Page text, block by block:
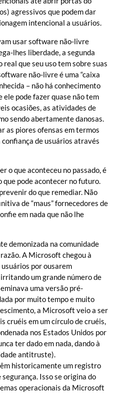
agressivos que podem dar
intencional a usuários.
usar software não-livre
lhes liberdade, a segunda
que seu uso tem sobre suas
não-livre é uma “caixa
– não há conhecimento
ele pode fazer quase não tem
ocasiões, as atividades de
sendo abertamente danosas.
as piores ofensas em termos
de usuários através
o que aconteceu no passado, é
pode acontecer no futuro.
do que remediar. Não
de “maus” fornecedores de
em nada que não lhe
demonizada na comunidade
A Microsoft chegou à
por ousarem
um grande número de
uma versão pré-
por muito tempo e muito
a Microsoft veio a ser
cruéis em um círculo de cruéis,
nos Estados Unidos por
ter dado em nada, dando à
antitruste).
historicamente um registro
Isso se origina do
operacionais da Microsoft